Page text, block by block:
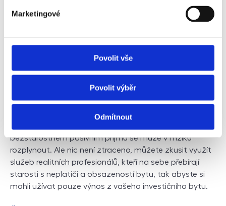
Marketingové
Povolit vše
Povolit výběr
Odmítnout
Výnos z pronájmu bytu
Můžete pečlivě vybírat správný investiční byt a lokalitu,
avšak nepředvídatelný lidský faktor, kterým jsou
nájemníci, nelze zcela ovlivnit. Pokud se nájemníci
zpozdí s platbami, nečekaně se odstěhují nebo
bezstarostném pasivním příjmu se může v mžiku
rozplynout. Ale nic není ztraceno, můžete zkusit využít
služeb realitních profesionálů, kteří na sebe přebírají
starosti s neplatiči a obsazeností bytu, tak abyste si
mohli užívat pouze výnos z vašeho investičního bytu.